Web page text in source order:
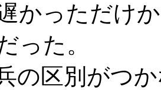
かっただけ
った。
の区別がつ